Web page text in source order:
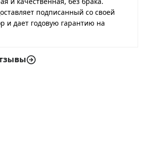
подписанный со своей
и дает годовую гарантию на